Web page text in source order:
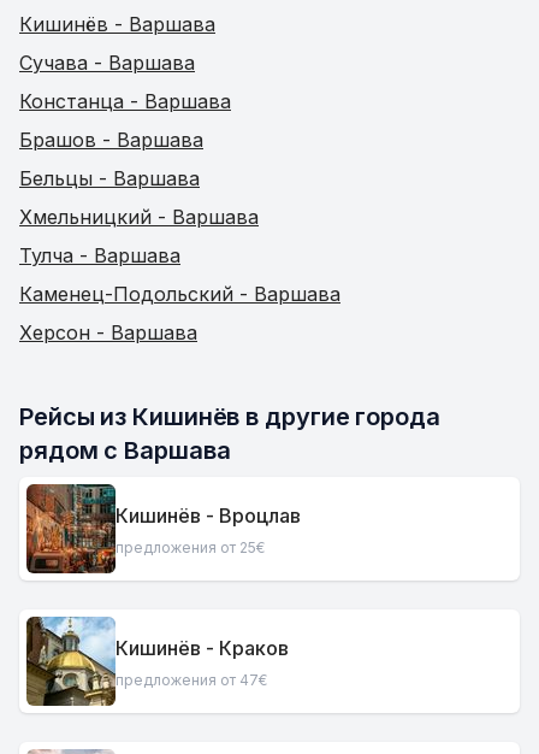
Кишинёв - Варшава
Сучава - Варшава
Констанца - Варшава
Брашов - Варшава
Бельцы - Варшава
Хмельницкий - Варшава
Тулча - Варшава
Каменец-Подольский - Варшава
Херсон - Варшава
Рейсы из Кишинёв в другие города
рядом с Варшава
Кишинёв - Вроцлав
предложения от 25€
Кишинёв - Краков
предложения от 47€